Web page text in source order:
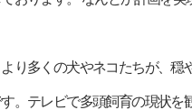
り多くの犬やネコたちが、穏
。テレビで多頭飼育の現状